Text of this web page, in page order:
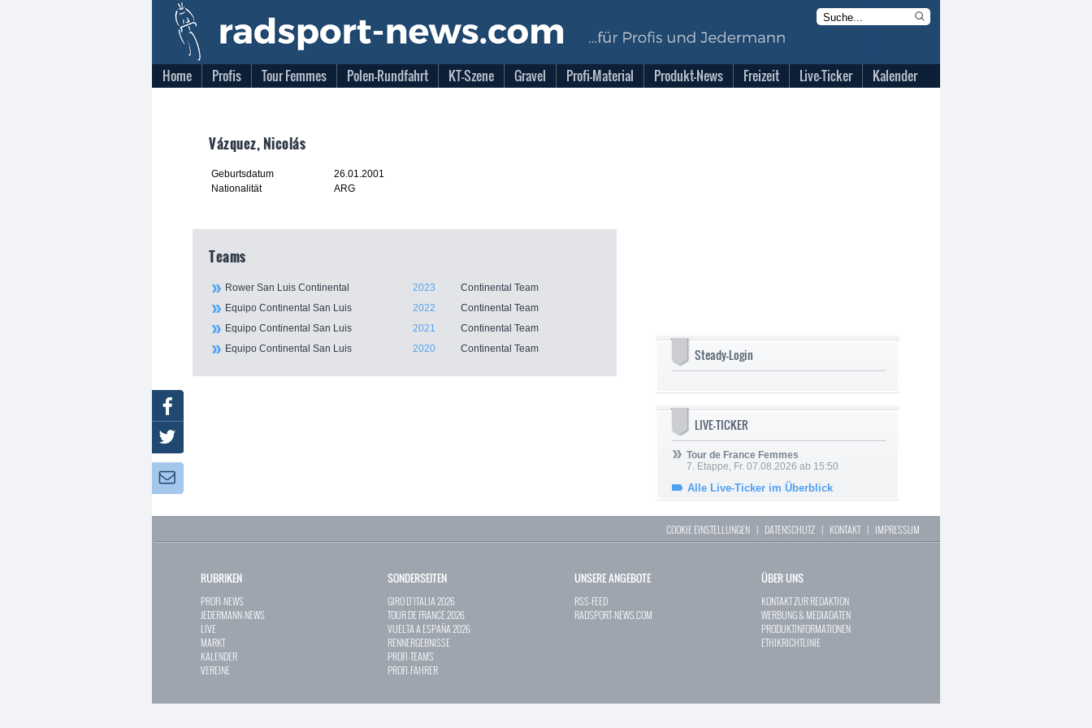
Home Profis Tour Femmes Polen-Rundfahrt KT-Szene Gravel Profi-Material Produkt-News Freizeit Live-Ticker Kalender
Vázquez, Nicolás
Geburtsdatum
26.01.2001
Nationalität
ARG
Teams
Rower San Luis Continental 2023
Continental Team
Equipo Continental San Luis
2022
Continental Team
Equipo Continental San Luis
2021
Continental Team
Equipo Continental San Luis
2020 Continental Team Steady-Login
LIVE-TICKER
Tour de France Femmes
7. Etappe, Fr. 07.08.2026 ab 15:50
Alle Live-Ticker im Überblick
COOKIE EINSTELLUNGEN | DATENSCHUTZ | KONTAKT| IMPRESSUM
RUBRIKEN
PROFI-NEWS
JEDERMANN-NEWS
LIVE
MARKT
KALENDER
VEREINE
SONDERSEITEN
GIRO D`ITALIA 2026
TOUR DE FRANCE 2026
VUELTA A ESPAÑA 2026
RENNERGEBNISSE
PROFI-TEAMS
PROFI-FAHRER
UNSERE ANGEBOTE
RSS-FEED
RADSPORT-NEWS.COM
ÜBER UNS
KONTAKT ZUR REDAKTION
WERBUNG & MEDIADATEN
PRODUKTINFORMATIONEN
ETHIKRICHTLINIE